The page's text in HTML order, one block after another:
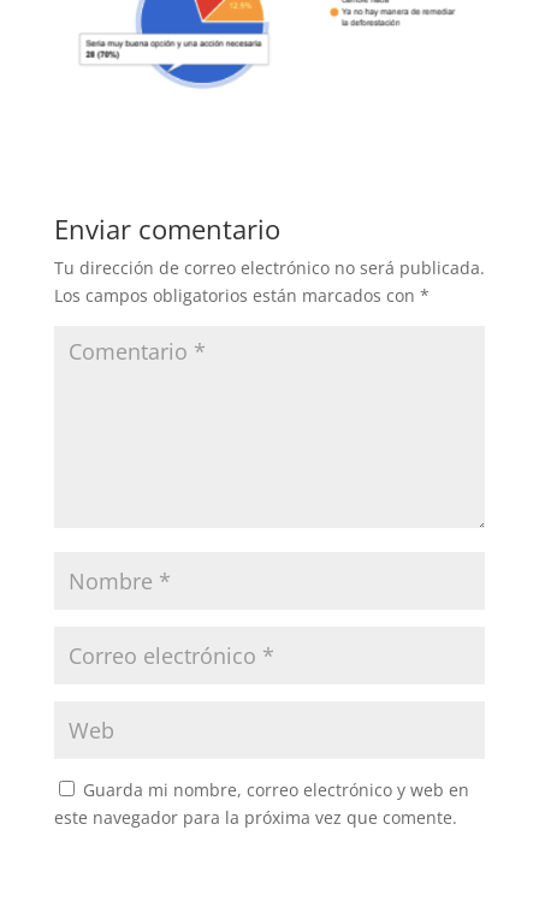
Enviar comentario
Tu dirección de correo electrónico no será publicada.
Los campos obligatorios están marcados con *
Guarda mi nombre, correo electrónico y web en
este navegador para la próxima vez que comente.